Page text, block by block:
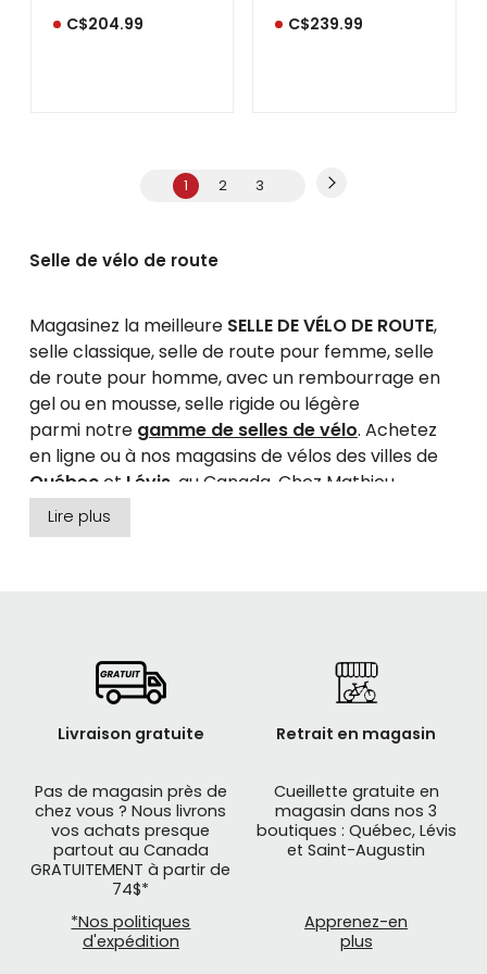
C$204.99 C$239.99
1 2 3
Selle de vélo de route
Magasinez la meilleure SELLE DE VÉLO DE ROUTE,
selle classique, selle de route pour femme, selle
de route pour homme, avec un rembourrage en
gel ou en mousse, selle rigide ou légère
parmi notre gamme de selles de vélo. Achetez
en ligne ou à nos magasins de vélos des villes de
Québecet Lévis , au Canada. Chez Mathieu
Performance, nous avons les plus grandes
marques de selles de route :
Lire plus
Livraison gratuite
Pas de magasin près de
chez vous ? Nous livrons
vos achats presque
partout au Canada
GRATUITEMENT à partir de
74$*
*Nos politiques
d'expédition
Retrait en magasin
Cueillette gratuite en
magasin dans nos 3
boutiques : Québec, Lévis
et Saint-Augustin
Apprenez-en
plus